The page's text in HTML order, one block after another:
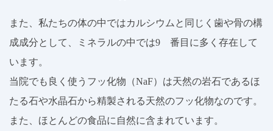
また、私たちの体の中ではカルシウムと同じく歯や骨の構
成成分として、ミネラルの中では9 番目に多く存在して
います。
当院でも良く使うフッ化物（NaF）は天然の岩石であるほ
たる石や水晶石から精製される天然のフッ化物なのです。
また、ほとんどの食品に自然に含まれています。